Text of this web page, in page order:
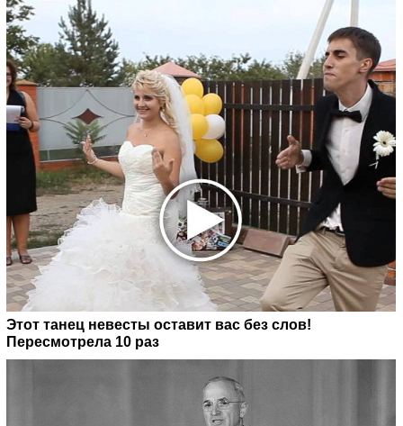
Этот танец невесты оставит вас без слов!
Пересмотрела 10 раз